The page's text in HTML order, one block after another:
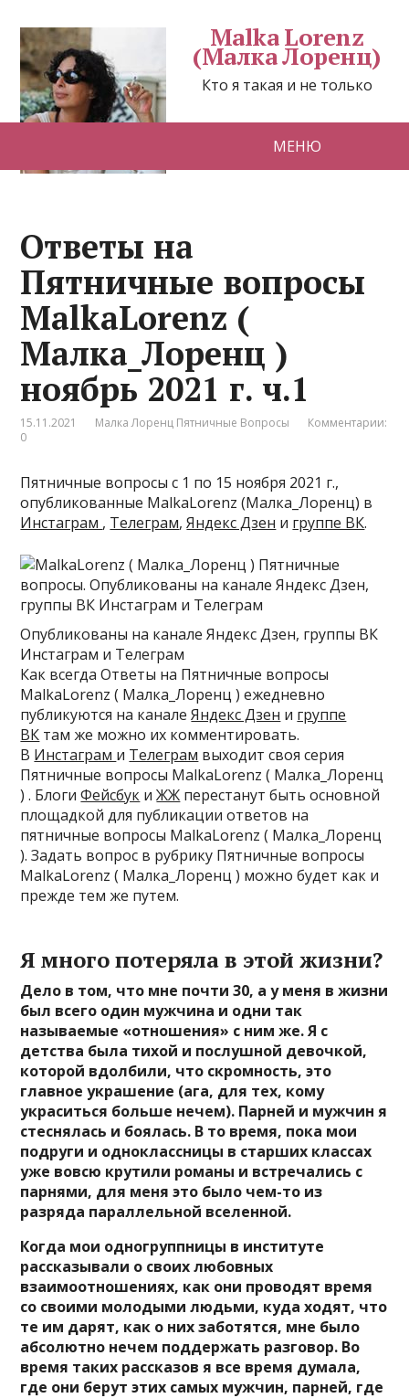
Malka Lorenz
(Малка Лоренц)
Кто я такая и не только
МЕНЮ
Ответы на
Пятничные вопросы
MalkaLorenz (
Малка_Лоренц )
ноябрь 2021 г. ч.1
15.11.2021 Малка Лоренц Пятничные Вопросы
Комментарии:
0
Пятничные вопросы с 1 по 15 ноября 2021 г.,
опубликованные MalkaLorenz (Малка_Лоренц) в
Инстаграм , Телеграм,Яндекс Дзен и группе ВК.
Опубликованы на канале Яндекс Дзен, группы ВК
Инстаграм и Телеграм
Как всегда Ответы на Пятничные вопросы
MalkaLorenz ( Малка_Лоренц ) ежедневно
публикуются на каналеЯндекс Дзен и группе
ВК там же можно их комментировать.
В Инстаграм и Телеграм выходит своя серия
Пятничные вопросы MalkaLorenz ( Малка_Лоренц
) . БлогиФейсбук иЖЖ перестанут быть основной
площадкой для публикации ответов на
пятничные вопросы MalkaLorenz ( Малка_Лоренц
). Задать вопрос в рубрику Пятничные вопросы
MalkaLorenz ( Малка_Лоренц ) можно будет как и
прежде тем же путем.
Я много потеряла в этой жизни?
Дело в том, что мне почти 30, а у меня в жизни
был всего один мужчина и одни так
называемые «отношения» с ним же. Я с
детства была тихой и послушной девочкой,
которой вдолбили, что скромность, это
главное украшение (ага, для тех, кому
украситься больше нечем). Парней и мужчин я
стеснялась и боялась. В то время, пока мои
подруги и одноклассницы в старших классах
уже вовсю крутили романы и встречались с
парнями, для меня это было чем-то из
разряда параллельной вселенной.
Когда мои одногруппницы в институте
рассказывали о своих любовных
взаимоотношениях, как они проводят время
со своими молодыми людьми, куда ходят, что
те им дарят, как о них заботятся, мне было
абсолютно нечем поддержать разговор. Во
время таких рассказов я все время думала,
где они берут этих самых мужчин, парней, где